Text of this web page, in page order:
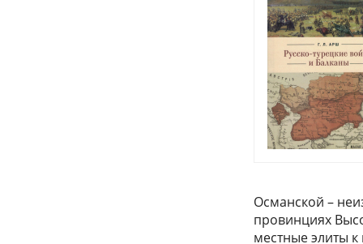
Османской –
провинциях
местные элиты